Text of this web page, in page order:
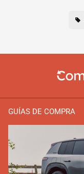
GUÍAS DE COMPRA